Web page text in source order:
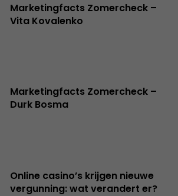
Marketingfacts Zomercheck –
Vita Kovalenko
Marketingfacts Zomercheck –
Durk Bosma
Online casino’s krijgen nieuwe
vergunning: wat verandert er?